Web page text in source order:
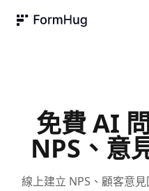
免費 AI
NPS、意
線上建立 NPS、顧客意